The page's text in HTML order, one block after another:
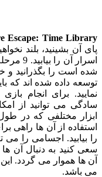
Escape: Time
بشینید، بلند نخواهید
اسرار آن را
را بگذرانید و خود
داده شده اند که باید با
برای انجام بازی
می توانید از امکانات
مختلفی که در طول بازی
از آن ها راهی برای
اجسامی را می توانید
به دنبال آن ها باشید